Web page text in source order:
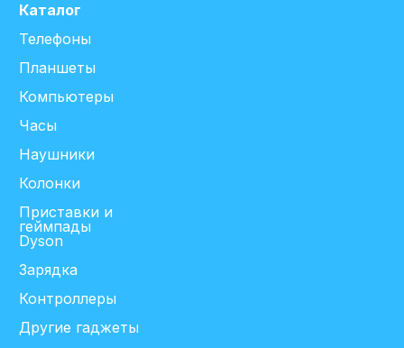
Каталог
Телефоны
Планшеты
Компьютеры
Часы
Наушники
Колонки
Приставки и
геймпады
Dyson
Зарядка
Контроллеры
Другие гаджеты